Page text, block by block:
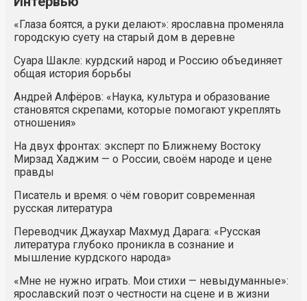
«Глаза боятся, а руки делают»: ярославна променяла
городскую суету на старый дом в деревне
Суара Шакле: курдский народ и Россию объединяет
общая история борьбы
Андрей Алфёров: «Наука, культура и образование
становятся скрепами, которые помогают укреплять
отношения»
На двух фронтах: эксперт по Ближнему Востоку
Мирзад Хаджим — о России, своём народе и цене
правды
Писатель и время: о чём говорит современная
русская литература
Переводчик Джаухар Махмуд Дарага: «Русская
литература глубоко проникла в сознание и
мышление курдского народа»
«Мне не нужно играть. Мои стихи — невыдуманные»:
ярославский поэт о честности на сцене и в жизни